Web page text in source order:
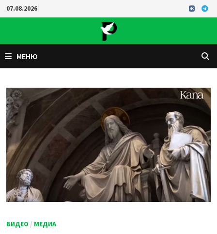
Перейти
к
07.08.2026
МЕНЮ
ВИДЕО / МЕДИА